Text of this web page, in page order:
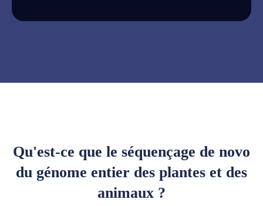
Qu'est-ce que le séquençage de novo
du génome entier des plantes et des
animaux ?